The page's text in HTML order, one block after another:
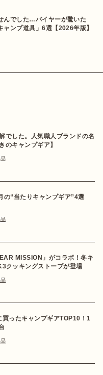
んでした…バイヤーが驚いた
ャンプ道具」6選【2026年版】
でした。人気職人ブランドの名
のキャンプギア】
の“当たりキャンプギア”4選
MISSION」がコラボ！冬キ
クッキングストーブが登場
買ったキャンプギアTOP10！1